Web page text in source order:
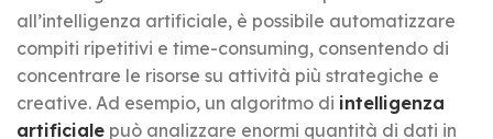
all’intelligenza artificiale, è possibile automatizzare
compiti ripetitivi e time-consuming, consentendo di
concentrare le risorse su attività più strategiche e
creative. Ad esempio, un algoritmo di intelligenza
artificiale può analizzare enormi quantità di dati in